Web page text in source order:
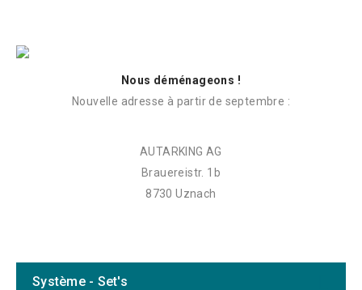
Nous déménageons !
Nouvelle adresse à partir de septembre :
AUTARKING AG
Brauereistr. 1b
8730 Uznach
Système - Set's